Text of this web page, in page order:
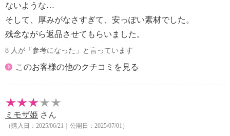
ないような…
そして、厚みがなさすぎて、安っぽい素材でした。
残念ながら返品させてもらいました。
8 人が「参考になった」と言っています
このお客様の他のクチコミを見る
ミモザ姫 さん
（購入日：2025/06/21｜公開日：2025/07/01）